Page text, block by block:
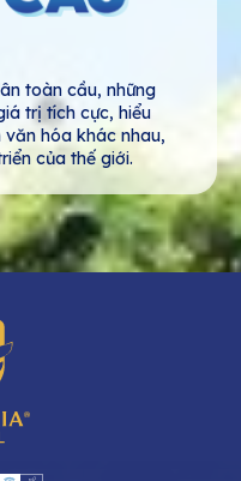
toàn cầu, những
trị tích cực, hiểu
hóa khác nhau,
của thế giới.